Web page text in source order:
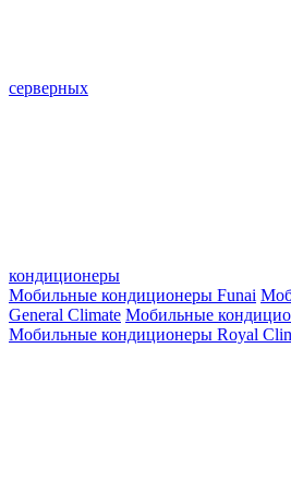
серверных
кондиционеры
Мобильные кондиционеры Funai
General Climate Мобильные
Мобильные кондиционеры Royal